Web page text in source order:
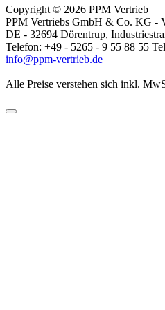
Copyright © 2026 PPM Vertrieb
PPM Vertriebs GmbH & Co. KG -
DE - 32694 Dörentrup,
Telefon: +49 - 5265 - 9 55 88 55
info@ppm-vertrieb.de
Alle Preise verstehen sich inkl.